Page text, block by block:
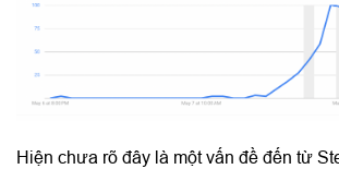
Hiện chưa rõ đây là một vấn đề đến từ